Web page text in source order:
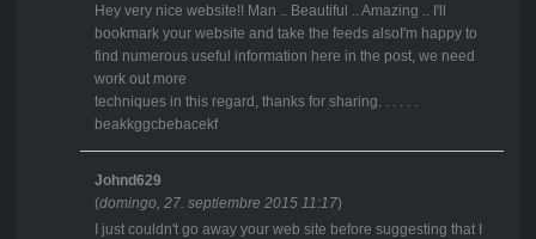
Hey very nice website!! Man .. Beautiful .. Amazing .. I'll
bookmark your website and take the feeds alsoI'm happy to
find numerous useful information here in the post, we need
work out more
techniques in this regard, thanks for sharing. . . . . .
beakkggcbebacekf
Johnd629
(domingo, 27. septiembre 2015 11:17)
I just couldn't go away your web site before suggesting that I